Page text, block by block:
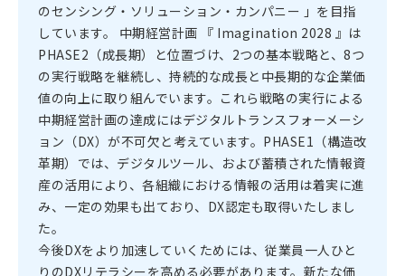
のセンシング・ソリューション・カンパニー 」を目指
しています。 中期経営計画 『 Imagination 2028 』は
PHASE2（成長期）と位置づけ、2つの基本戦略と、8つ
の実行戦略を継続し、持続的な成長と中長期的な企業価
値の向上に取り組んでいます。これら戦略の実行による
中期経営計画の達成にはデジタルトランスフォーメーシ
ョン（DX）が不可欠と考えています。PHASE1（構造改
革期）では、デジタルツール、および蓄積された情報資
産の活用により、各組織における情報の活用は着実に進
み、一定の効果も出ており、DX認定も取得いたしまし
た。
今後DXをより加速していくためには、従業員一人ひと
りのDXリテラシーを高める必要があります。新たな価